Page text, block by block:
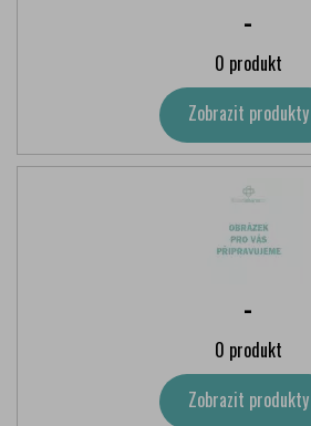
-
0 produkt
Zobrazit produkty
-
0 produkt
Zobrazit produkty